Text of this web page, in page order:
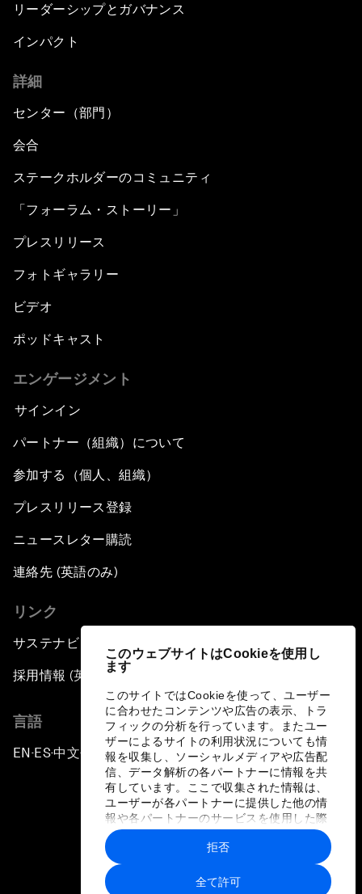
このウェブサイトはCookieを使用し
ます
このサイトではCookieを使って、ユーザー
に合わせたコンテンツや広告の表示、トラ
フィックの分析を行っています。またユー
ザーによるサイトの利用状況についても情
報を収集し、ソーシャルメディアや広告配
信、データ解析の各パートナーに情報を共
有しています。ここで収集された情報は、
ユーザーが各パートナーに提供した他の情
報や各パートナーのサービスを使用した際
に収集された情報と組み合わされ、各パー
トナーによって使用されることがありま
す。
全て許可
拒否
リーダーシップとガバナンス
インパクト
詳細
センター（部門）
会合
ステークホルダーのコミュニティ
「フォーラム・ストーリー」
プレスリリース
フォトギャラリー
ビデオ
ポッドキャスト
エンゲージメント
サインイン
パートナー（組織）について
参加する（個人、組織）
プレスリリース登録
ニュースレター購読
連絡先 (英語のみ)
リンク
サステナビリティへの取り組み
採用情報 (英語のみ)
言語
EN ▪ES▪中文▪ 日本語
プライバシーポリシーと利用規約